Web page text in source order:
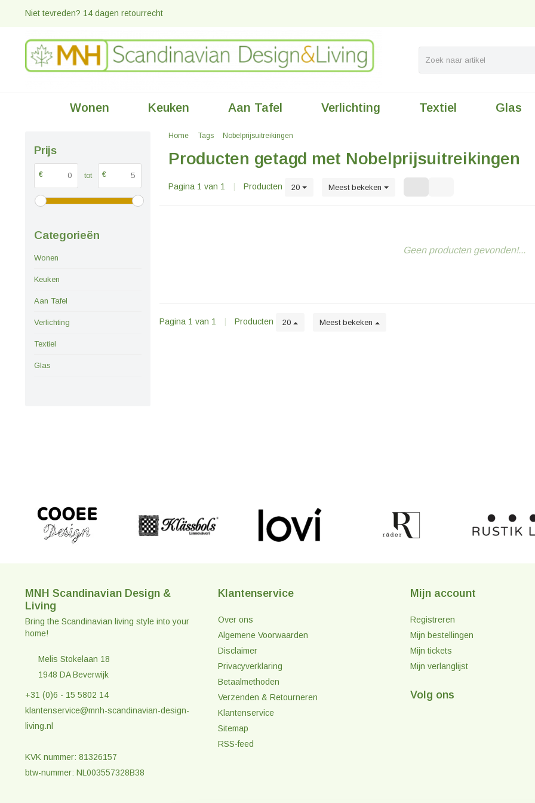
Niet tevreden? 14 dagen retourrecht
Wonen Keuken Aan Tafel Verlichting Textiel Glas
Prijs
€ tot €
Categorieën
Wonen
Keuken
Aan Tafel
Verlichting
Textiel
Glas
Home Tags Nobelprijsuitreikingen
Producten getagd met Nobelprijsuitreikingen
Pagina 1 van 1 Producten 20 Meest bekeken
Geen producten gevonden!...
Pagina 1 van 1 Producten 20 Meest bekeken
MNH Scandinavian Design &
Living
Bring the Scandinavian living style into your
home!
Melis Stokelaan 18
1948 DA Beverwijk
+31 (0)6 - 15 5802 14
klantenservice@mnh-scandinavian-design-
living.nl
KVK nummer: 81326157
btw-nummer: NL003557328B38
Klantenservice
Over ons
Algemene Voorwaarden
Disclaimer
Privacyverklaring
Betaalmethoden
Verzenden & Retourneren
Klantenservice
Sitemap
RSS-feed
Mijn account
Registreren
Mijn bestellingen
Mijn tickets
Mijn verlanglijst
Volg ons